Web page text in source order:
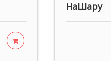
НаШару